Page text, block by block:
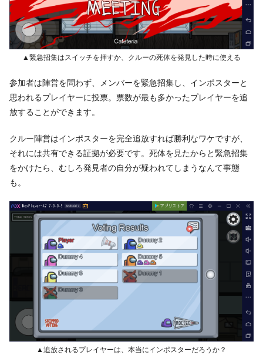
▲緊急招集はスイッチを押すか、クルーの死体を発見した時に使える
参加者は陣営を問わず、メンバーを緊急招集し、インポスターと
思われるプレイヤーに投票。票数が最も多かったプレイヤーを追
放することができます。
クルー陣営はインポスターを完全追放すれば勝利なワケですが、
それには共有できる証拠が必要です。死体を見たからと緊急招集
をかけたら、むしろ発見者の自分が疑われてしまうなんて事態
も。
▲追放されるプレイヤーは、本当にインポスターだろうか？